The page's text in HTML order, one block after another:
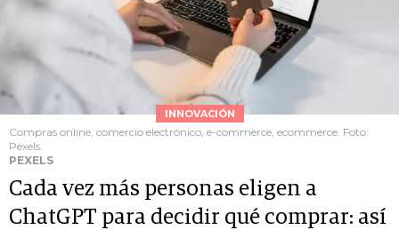
INNOVACIÓN
Compras online, comercio electrónico, e-commerce, ecommerce. Foto:
Pexels.
PEXELS
Cada vez más personas eligen a
ChatGPT para decidir qué comprar: así